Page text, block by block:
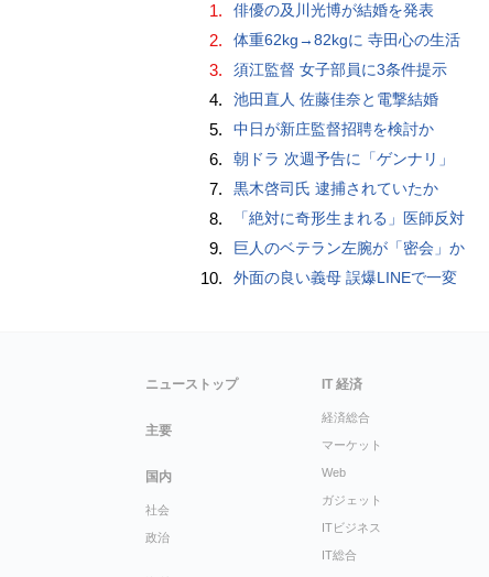
1. 俳優の及川光博が結婚を発表
2. 体重62kg→82kgに 寺田心の生活
3. 須江監督 女子部員に3条件提示
4. 池田直人 佐藤佳奈と電撃結婚
5. 中日が新庄監督招聘を検討か
6. 朝ドラ 次週予告に「ゲンナリ」
7. 黒木啓司氏 逮捕されていたか
8. 「絶対に奇形生まれる」医師反対
9. 巨人のベテラン左腕が「密会」か
10. 外面の良い義母 誤爆LINEで一変
ニューストップ
主要
国内
社会
政治
IT 経済
経済総合
マーケット
Web
ガジェット
ITビジネス
IT総合